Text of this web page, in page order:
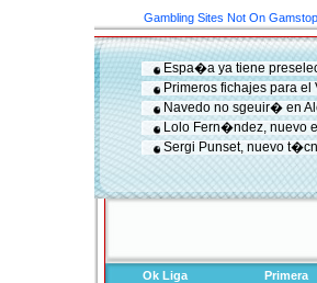
Gambling Sites Not On Gamstop
Espa�a ya tiene
Primeros fichajes para el
Navedo no sgeuir� en
Lolo Fern�ndez, nuevo
Sergi Punset, nuevo
Ok Liga Primera